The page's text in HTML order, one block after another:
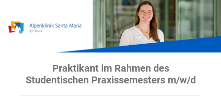
Praktikant im Rahmen des
Studentischen Praxissemesters m/w/d